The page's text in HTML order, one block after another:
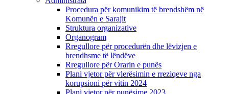
Procedura për komunikim të brendshëm në
Komunën e Sarajit
Struktura organizative
Organogram
Rregullore për procedurën dhe lëvizjen e
brendhsme të lëndëve
Rregullore për Orarin e punës
Plani vjetor për vlerësimin e rreziqeve nga
korupsioni për vitin 2024
Plani vjetor për punësime 2023